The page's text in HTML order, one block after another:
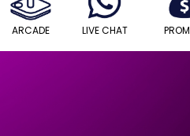
ARCADE LIVE CHAT